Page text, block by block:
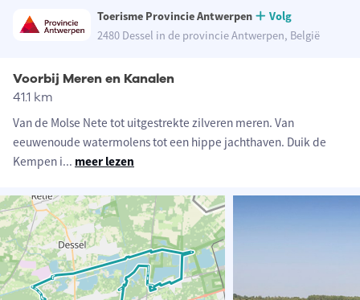
Toerisme Provincie Antwerpen
Volg
2480 Dessel in de provincie Antwerpen, België
Voorbij Meren en Kanalen
41.1 km
Van de Molse Nete tot uitgestrekte zilveren meren. Van
eeuwenoude watermolens tot een hippe jachthaven. Duik de
Kempen i... meer lezen